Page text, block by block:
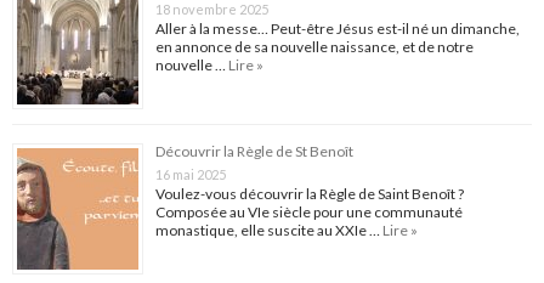
18 novembre 2025
Aller à la messe… Peut-être Jésus est-il né un dimanche,
en annonce de sa nouvelle naissance, et de notre
nouvelle … Lire »
Découvrir la Règle de St Benoît
16 mai 2025
Voulez-vous découvrir la Règle de Saint Benoît ?
Composée au VIe siècle pour une communauté
monastique, elle suscite au XXIe … Lire »